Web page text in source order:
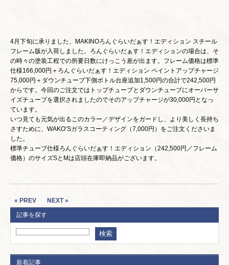
4月下旬に承りました、MAKINOろんぐらいだぁす！エディション スチール
フレーム版が入荷しました。ろんぐらいだぁす！エディションの場合は、そ
の時々の塗装工程での所要日数にけっこう差が出ます。フレーム価格は標準
仕様166,000円＋ろんぐらいだぁす！エディション ペイントアップチャージ
75,000円＋ダウンチューブ下側ボトル台座追加1,500円の合計で242,500円
からです。今回のご注文ではトップチューブとダウンチューブにオーバーサ
イズチューブを選択されましたのでそのアップチャージが30,000円となっ
ています。
いつ見ても元気が出るこのカラー／デザインをガードし、より美しく長持ち
さすために、WAKO’Sガラスコーティング（7,000円）をご注文くださいま
した。
標準チューブ仕様ろんぐらいだぁす！エディション（242,500円／フレーム
価格）のサイズSとMは店頭在庫即納品がございます。
« PREV
NEXT »
記事を探す
新着記事